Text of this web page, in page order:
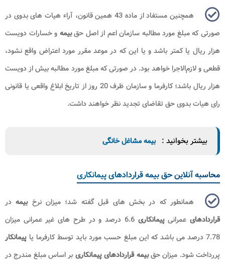
همچنین مستفاد از ماده 43 همین قانون، ‌آراء هیات های بدوی در
صورتی که مبلغ مورد مطالبه سازمان اعم از اصل حقبیمه و خسارات دویست
هزار ریال یا کمتر باشد و یا این که در موعد مقرر‌ مورد اعتراض واقع نشود،
قطعی و لازم‌الاجرا خواهد بود. در صورتی که مبلغ مورد مطالبه بیش از دویست
هزار ریال باشد؛ کارفرما و سازمان ظرف 20‌ روز از تاریخ ابلاغ واقعی یا قانونی
رای هیات بدوی حق تقاضای تجدید نظر خواهند داشت.
بیشتر بخوانید : بیمه مشاغل خانگی
محاسبه آنلاین حق بیمه قراردادهای پیمانکاری
همانطور که در بخش های قبل گفته شد؛ میزان نرخبیمهدر
قراردادهای عمرانیپیمانکاری
6.6 درصد و در طرح های غیر عمرانی میزان
7.78 درصد می باشد که این مبلغ حسب مورد باید توسط کارفرما یا
پیمانکار
پررداخت شود. میزان حقبیمه قراردادهای پیمانکاری بر اساس مبلغ مندرج در